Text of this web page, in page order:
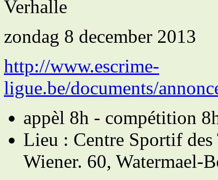
Verhalle
zondag 8 december 2013
http://www.escrime-
ligue.be/documents/
appèl 8h - compétition
Lieu : Centre Sportif
Wiener. 60, Watermael-